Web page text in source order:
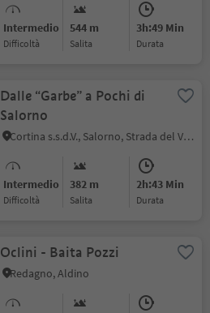
Intermedio
Difficoltà
544 m
Salita
3h:49 Min
durata
Dalle “Garbe” a Pochi di
Salorno
Cortina s.s.d.V., Salorno, Strada del Vino
Intermedio
Difficoltà
382 m
Salita
2h:43 Min
durata
Oclini - Baita Pozzi
Redagno, Aldino